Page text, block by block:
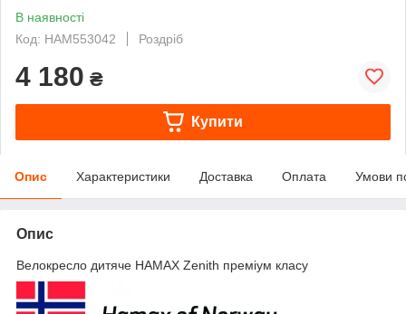
В наявності
Код: HAM553042
Роздріб
4 180 ₴
Купити
Опис Характеристики Доставка Оплата Умови
Опис
Велокресло дитяче HAMAX Zenith преміум класу